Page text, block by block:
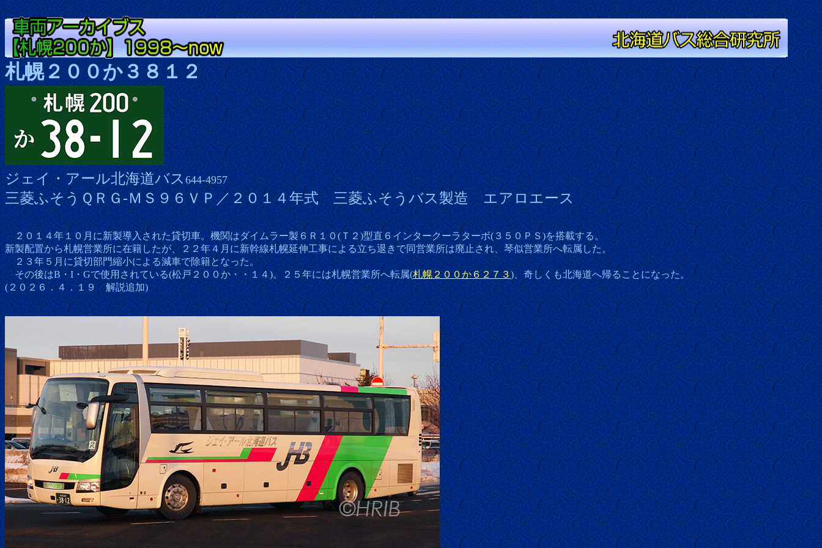
札幌２００か３８１２
ジェイ・アール北海道バス644-4957
三菱ふそうＱＲＧ-ＭＳ９６ＶＰ／２０１４年式 三菱ふそうバス製造 エアロエース
２０１４年１０月に新製導入された貸切車。機関はダイムラー製６Ｒ１０(Ｔ２)型直６インタークーラターボ(３５０ＰＳ)を搭載する。
新製配置から札幌営業所に在籍したが、２２年４月に新幹線札幌延伸工事による立ち退きで同営業所は廃止され、琴似営業所へ転属した。
２３年５月に貸切部門縮小による減車で除籍となった。
その後はB・I・Gで使用されている(松戸２００か・・１４)。２５年には札幌営業所へ転属(札幌２００か６２７３)、奇しくも北海道へ帰ることになった。
(２０２６．４．１９ 解説追加)